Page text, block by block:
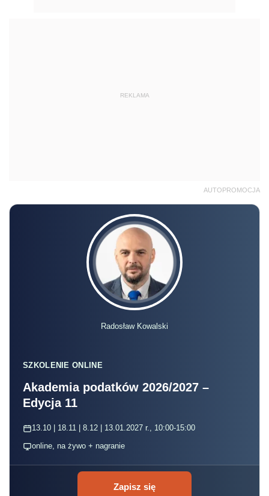
REKLAMA
AUTOPROMOCJA
Radosław Kowalski
SZKOLENIE ONLINE
Akademia podatków 2026/2027 –
Edycja 11
13.10 | 18.11 | 8.12 | 13.01.2027 r., 10:00-15:00
online, na żywo + nagranie
Zapisz się